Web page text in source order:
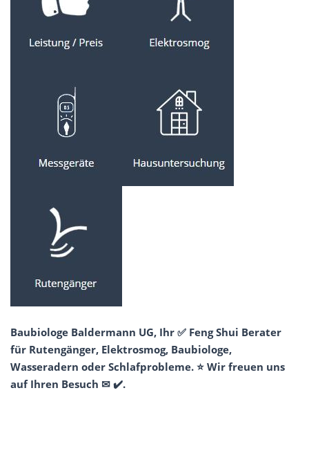
Baubiologe Baldermann UG, Ihr ✅ Feng Shui Berater
für Rutengänger, Elektrosmog, Baubiologe,
Wasseradern oder Schlafprobleme. ⭐ Wir freuen uns
auf Ihren Besuch ✉ ✔️.